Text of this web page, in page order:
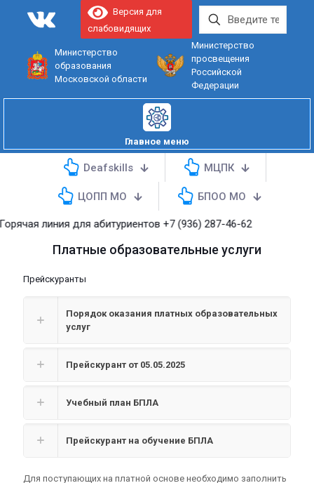
Министерство
образования
Московской области
Министерство
просвещения
Российской
Федерации
Версия для
слабовидящих
Главное меню
Deafskills МЦПК
ЦОПП МО БПОО МО
линия для абитуриентов+7 (936) 287-46-62
Платные образовательные услуги
Прейскуранты
Порядок оказания платных образовательных
услуг
Прейскурант от 05.05.2025
Учебный план БПЛА
Прейскурант на обучение БПЛА
Для поступающих на платной основе необходимо заполнить